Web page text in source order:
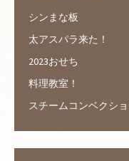
シンまな板
太アスパラ来た！
2023おせち
料理教室！
スチームコンベクショ